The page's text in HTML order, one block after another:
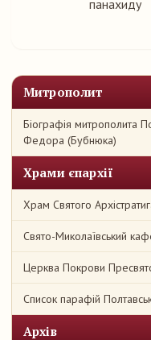
Митрополит
Біографія митрополита
Федора (Бубнюка)
Храми єпархії
Храм Святого
Свято-Миколаївський
Церква Покрови
Список парафій
Архів
панахиду